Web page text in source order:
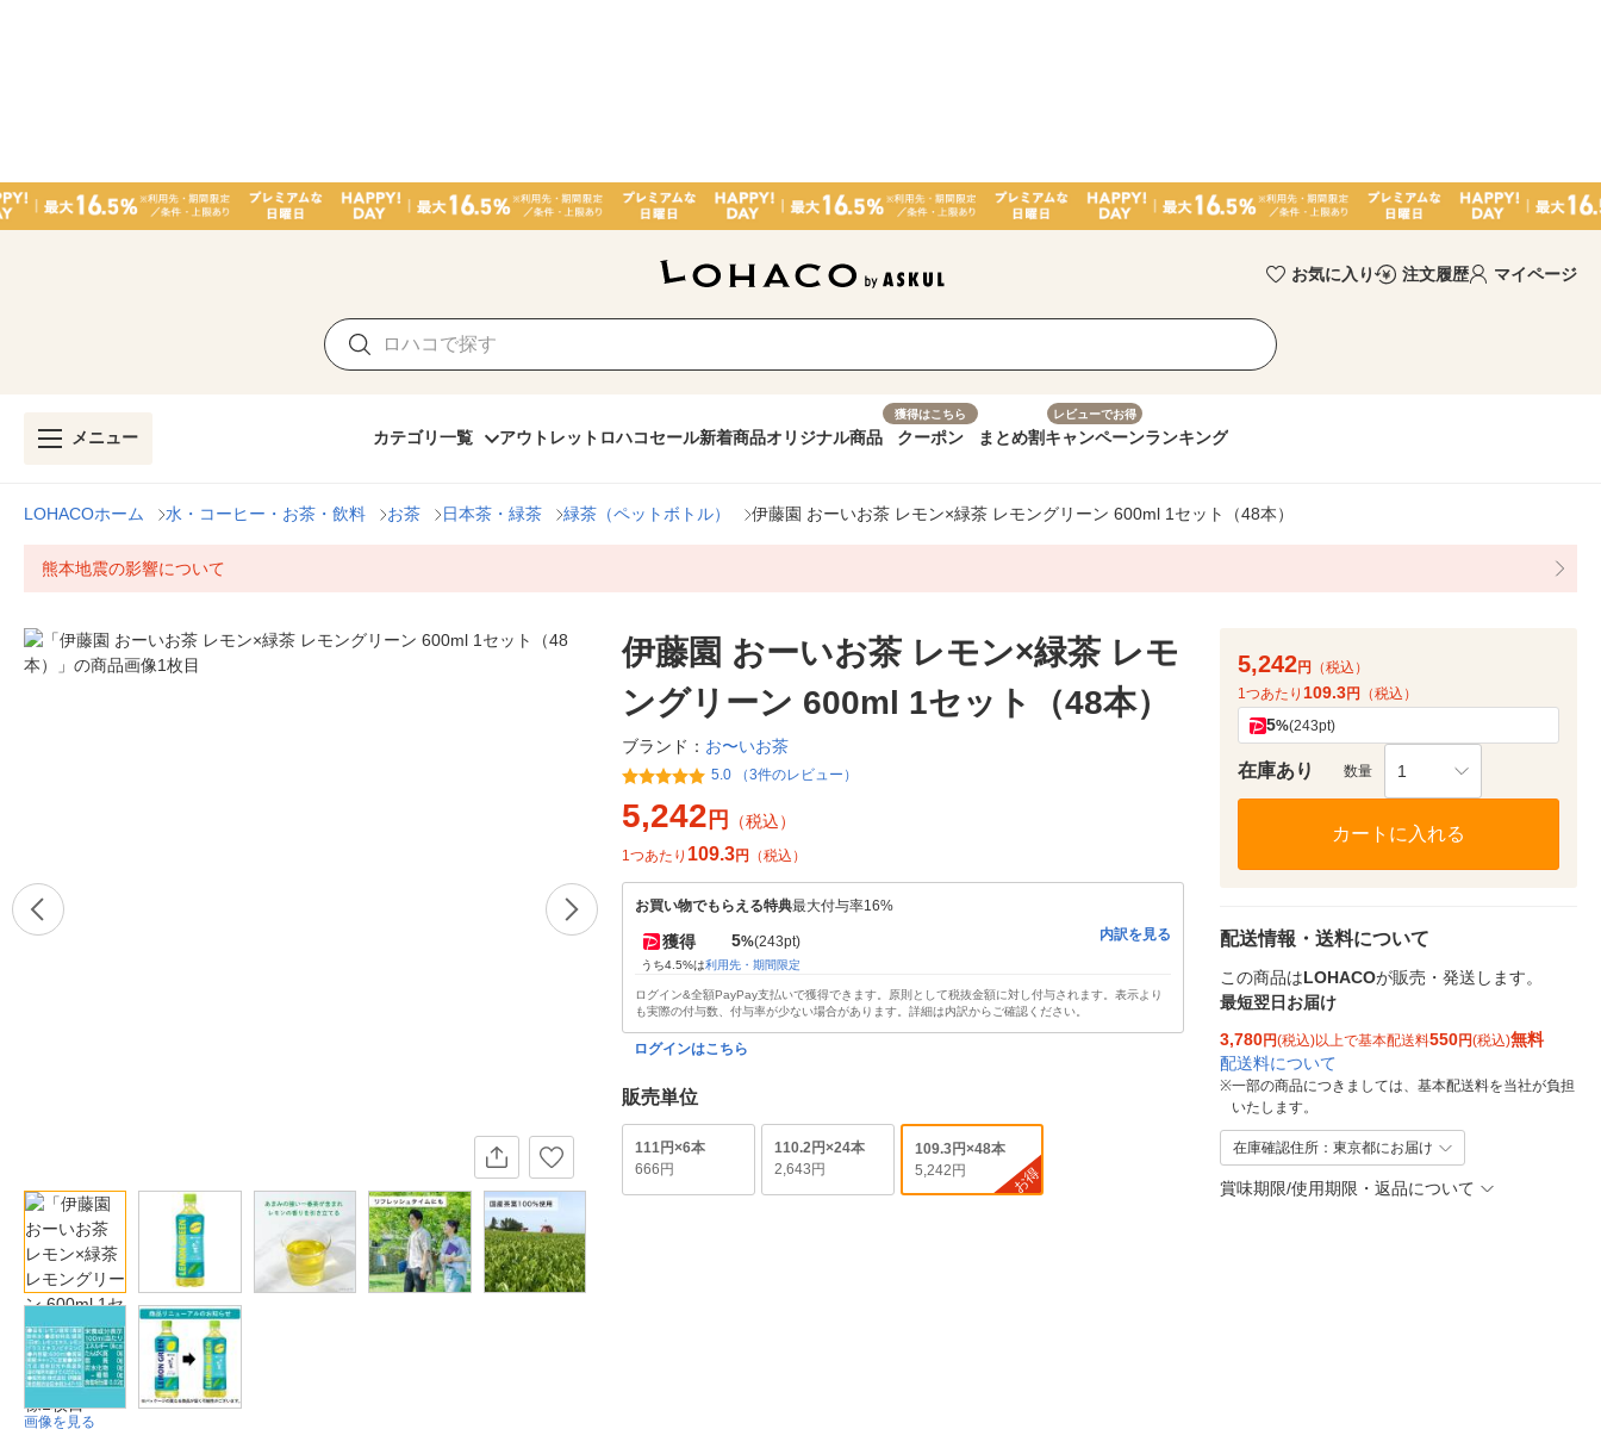
お気に入り 注文履歴 マイページ
メニュー カテゴリ一覧 アウトレット ロハコセール新着商品オリジナル商品
獲得はこちら
クーポン まとめ割
レビューでお得
キャンペーンランキング
LOHACOホーム 水・コーヒー・お茶・飲料 お茶 日本茶・緑茶 緑茶（ペットボトル） 伊藤園 おーいお茶 レモン×緑茶 レモングリーン 600ml 1セット（48本）
熊本地震の影響について
画像を見る
伊藤園 おーいお茶 レモン×緑茶 レモ
ングリーン 600ml 1セット（48本）
ブランド： お〜いお茶
5.0 （3件のレビュー）
5,242 円 （税込）
1つあたり 109.3円 （税込）
お買い物でもらえる特典最大付与率16%
獲得 5%(243pt)
うち4.5%は利用先・期間限定
内訳を見る
ログイン&全額PayPay支払いで獲得できます。原則として税抜金額に対し付与されます。表示より
も実際の付与数、付与率が少ない場合があります。詳細は内訳からご確認ください。
ログインはこちら
販売単位
111円×6本
666円
110.2円×24本
2,643円
109.3円×48本
5,242円
お得
5,242円
（税込）
1つあたり 109.3円 （税込）
5%(243pt)
在庫あり 数量 1
カートに入れる
配送情報・送料について
この商品はLOHACOが販売・発送します。
最短翌日お届け
3,780円(税込)以上で基本配送料550円(税込)無料
配送料について
※一部の商品につきましては、基本配送料を当社が負担
いたします。
在庫確認住所：東京都にお届け
賞味期限/使用期限・返品について